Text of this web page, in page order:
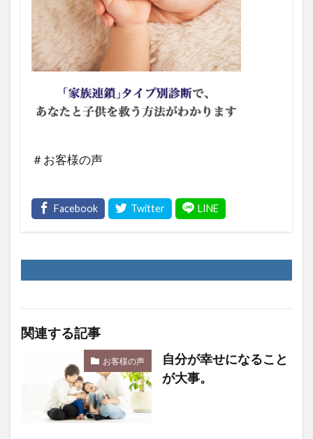
＃お客様の声
関連する記事
お客様の声
自分が幸せになること
が大事。